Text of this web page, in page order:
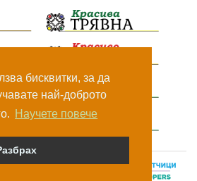
бисквитки, за да
най-доброто
Научете повече
2026.